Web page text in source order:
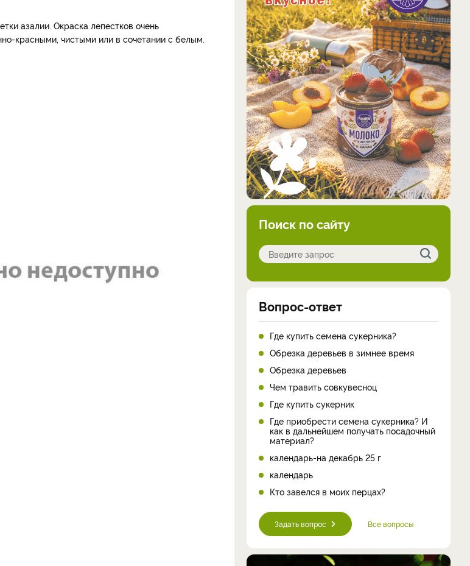
азалии. Окраска лепестков очень
красными, чистыми или в сочетании с белым.
Поиск по сайту
Вопрос-ответ
Где купить семена сукерника?
Обрезка деревьев в зимнее время
Обрезка деревьев
Чем травить совкувесноц
Где купить сукерник
Где приобрести семена сукерника? И
как в дальнейшем получать посадочный
материал?
календарь-на декабрь 25 г
календарь
Кто завелся в моих перцах?
Задать вопрос Все вопросы